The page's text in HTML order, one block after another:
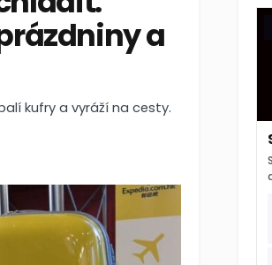
a
kufry a vyráží na cesty.